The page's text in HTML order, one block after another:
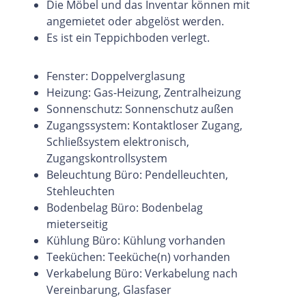
Die Möbel und das Inventar können mit
angemietet oder abgelöst werden.
Es ist ein Teppichboden verlegt.
Fenster: Doppelverglasung
Heizung: Gas-Heizung, Zentralheizung
Sonnenschutz: Sonnenschutz außen
Zugangssystem: Kontaktloser Zugang,
Schließsystem elektronisch,
Zugangskontrollsystem
Beleuchtung Büro: Pendelleuchten,
Stehleuchten
Bodenbelag Büro: Bodenbelag
mieterseitig
Kühlung Büro: Kühlung vorhanden
Teeküchen: Teeküche(n) vorhanden
Verkabelung Büro: Verkabelung nach
Vereinbarung, Glasfaser